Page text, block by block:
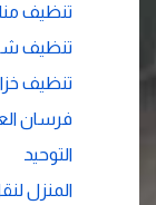
تنظيف
تنظيف
تنظيف
فرسان
التوحيد
المنزل